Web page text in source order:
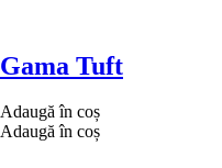
Gama Tuft
Adaugă în coș
Adaugă în coș